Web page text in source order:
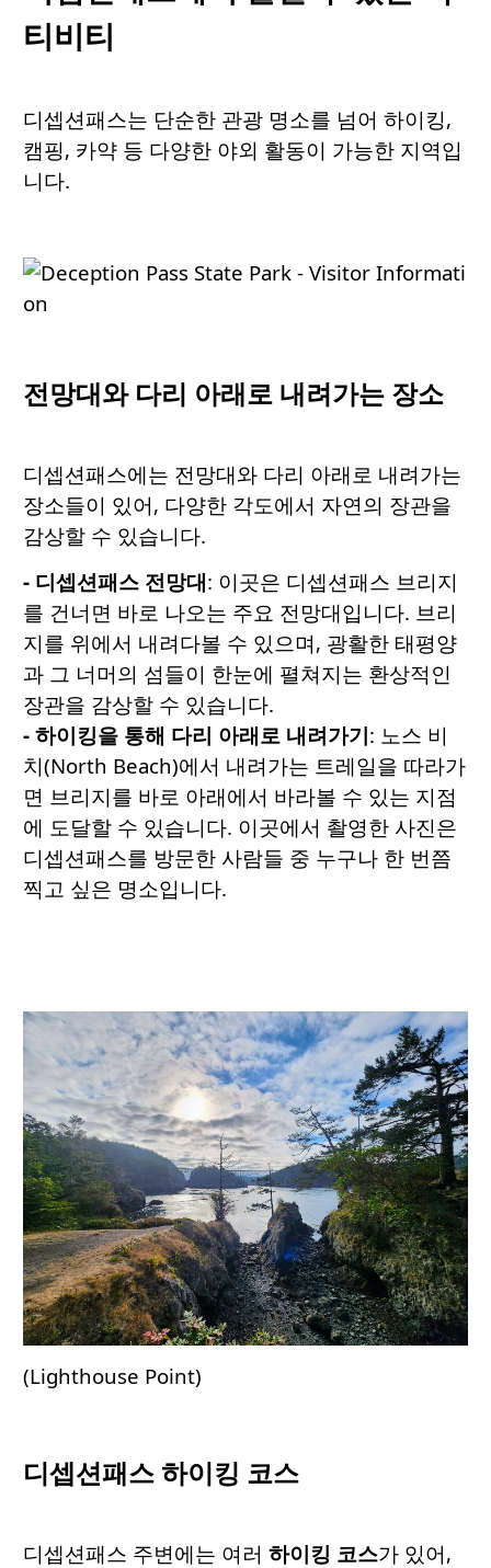
티비티
디셉션패스는 단순한 관광 명소를 넘어 하이킹,
캠핑, 카약 등 다양한 야외 활동이 가능한 지역입
니다.
전망대와 다리 아래로 내려가는 장소
디셉션패스에는 전망대와 다리 아래로 내려가는
장소들이 있어, 다양한 각도에서 자연의 장관을
감상할 수 있습니다.
- 디셉션패스 전망대: 이곳은 디셉션패스 브리지
를 건너면 바로 나오는 주요 전망대입니다. 브리
지를 위에서 내려다볼 수 있으며, 광활한 태평양
과 그 너머의 섬들이 한눈에 펼쳐지는 환상적인
장관을 감상할 수 있습니다.
- 하이킹을 통해 다리 아래로 내려가기: 노스 비
치(North Beach)에서 내려가는 트레일을 따라가
면 브리지를 바로 아래에서 바라볼 수 있는 지점
에 도달할 수 있습니다. 이곳에서 촬영한 사진은
디셉션패스를 방문한 사람들 중 누구나 한 번쯤
찍고 싶은 명소입니다.
(Lighthouse Point)
디셉션패스 하이킹 코스
디셉션패스 주변에는 여러 하이킹 코스가 있어,